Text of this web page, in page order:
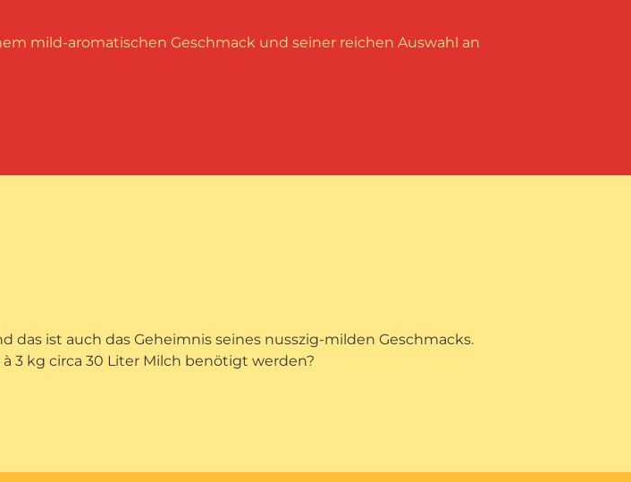
mild-aromatischen Geschmack und seiner reichen Auswahl an
das ist auch das Geheimnis seines nusszig-milden Geschmacks.
3 kg circa 30 Liter Milch benötigt werden?